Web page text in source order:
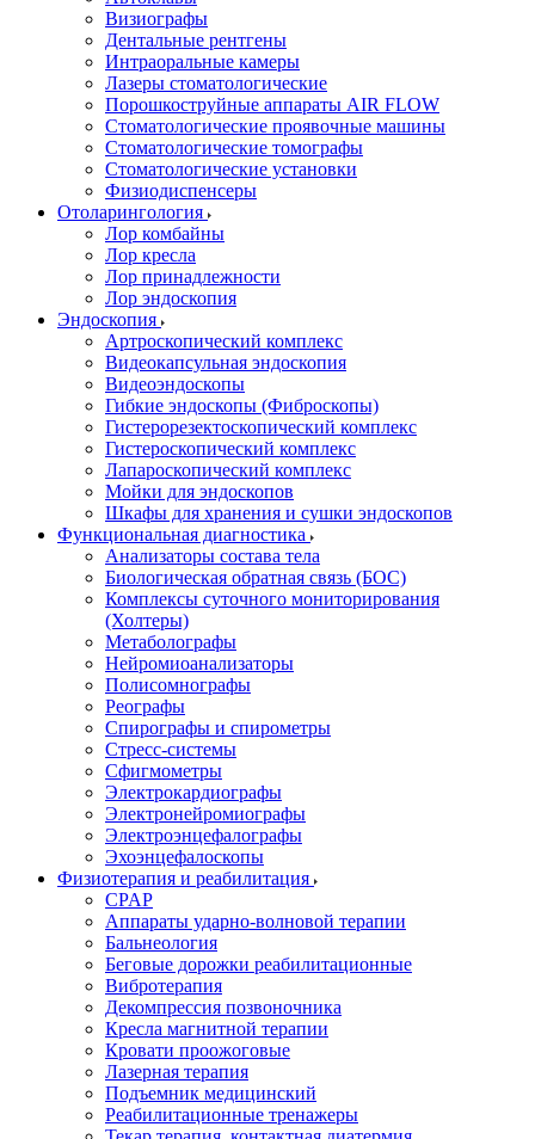
Визиографы
Дентальные рентгены
Интраоральные камеры
Лазеры стоматологические
Порошкоструйные аппараты AIR FLOW
Стоматологические проявочные машины
Стоматологические томографы
Стоматологические установки
Физиодиспенсеры
Отоларингология
Лор комбайны
Лор кресла
Лор принадлежности
Лор эндоскопия
Эндоскопия
Артроскопический комплекс
Видеокапсульная эндоскопия
Видеоэндоскопы
Гибкие эндоскопы (Фиброcкопы)
Гистерорезектоскопический комплекс
Гистероскопический комплекс
Лапароскопический комплекс
Мойки для эндоскопов
Шкафы для хранения и сушки эндоскопов
Функциональная диагностика
Анализаторы состава тела
Биологическая обратная связь (БОС)
Комплексы суточного мониторирования
(Холтеры)
Метаболографы
Нейромиоанализаторы
Полисомнографы
Реографы
Спирографы и спирометры
Стресс-системы
Сфигмометры
Электрокардиографы
Электронейромиографы
Электроэнцефалографы
Эхоэнцефалоскопы
Физиотерапия и реабилитация
CPAP
Аппараты ударно-волновой терапии
Бальнеология
Беговые дорожки реабилитационные
Вибротерапия
Декомпрессия позвоночника
Кресла магнитной терапии
Кровати проожоговые
Лазерная терапия
Подъемник медицинский
Реабилитационные тренажеры